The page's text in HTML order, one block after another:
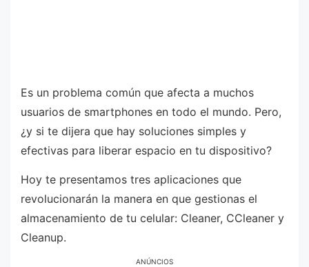
Es un problema común que afecta a muchos
usuarios de smartphones en todo el mundo. Pero,
¿y si te dijera que hay soluciones simples y
efectivas para liberar espacio en tu dispositivo?
Hoy te presentamos tres aplicaciones que
revolucionarán la manera en que gestionas el
almacenamiento de tu celular: Cleaner, CCleaner y
Cleanup.
ANÚNCIOS